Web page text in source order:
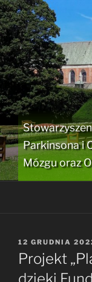
Przejdź
do
treści
Parkinsona i
Mózgu oraz
OPUBLIKOWANE
W
12 GRUDNIA
Projekt